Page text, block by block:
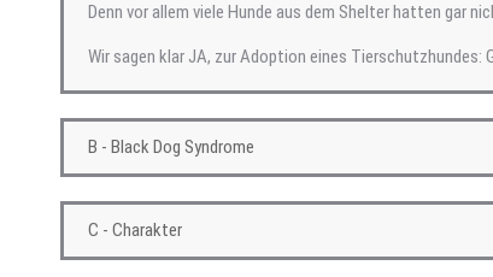
Denn vor allem viele Hunde aus dem Shelter hatten gar
Wir sagen klar JA, zur Adoption eines
B - Black Dog Syndrome
C - Charakter